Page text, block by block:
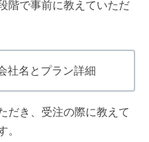
階で事前に教えていただ
社名とプラン詳細
だき、受注の際に教えて